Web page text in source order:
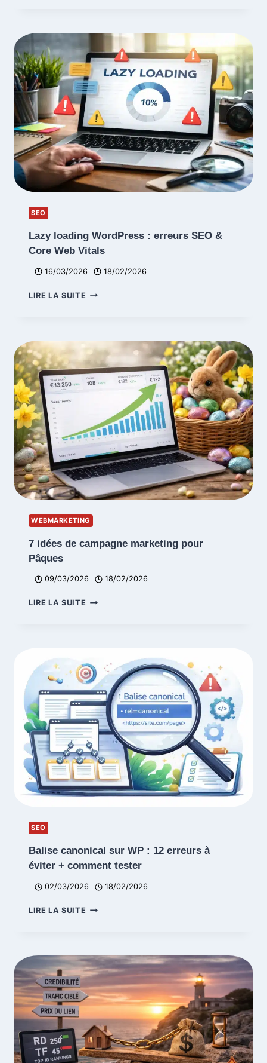
À
AVANT
DE
CHOISIR
UNE
AGENCE
SEO
Lazy loading WordPress : erreurs SEO &
Core Web Vitals
16/03/2026 18/02/2026
LIRE LA SUITE LAZY
ERREURS
SEO
CORE
WEB
WEBMARKETING
7 idées de campagne marketing pour
Pâques
09/03/2026 18/02/2026
LIRE LA SUITE 7
PÂQUES
SEO
Balise canonical sur WP : 12 erreurs à
éviter + comment tester
02/03/2026 18/02/2026
LIRE LA SUITE BALISE
:
12
ERREURS
À
ÉVITER
COMMENT
TESTER